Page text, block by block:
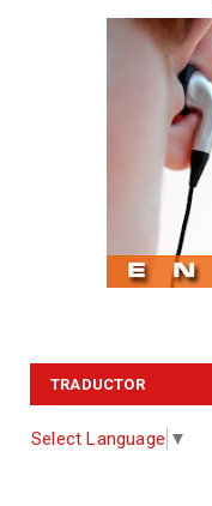
TRADUCTOR
Select Language ▼